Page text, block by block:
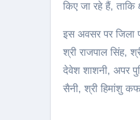
किए जा रहे हैं, ताकि
इस अवसर पर जिला
श्री राजपाल सिंह,
देवेश शाशनी, अपर
सैनी, श्री हिमांशु